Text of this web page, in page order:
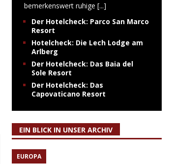
bemerkenswert ruhige [...]
Der Hotelcheck: Parco San Marco
Resort
Hotelcheck: Die Lech Lodge am
Arlberg
Der Hotelcheck: Das Baia del
Sole Resort
Der Hotelcheck: Das
Capovaticano Resort
EIN BLICK IN UNSER ARCHIV
EUROPA